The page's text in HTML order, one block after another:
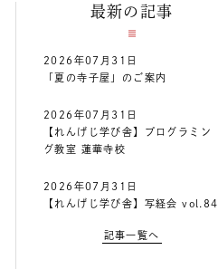
最新の記事
2026年07月31日
「夏の寺子屋」のご案内
2026年07月31日
【れんげじ学び舎】プログラミン
グ教室 蓮華寺校
2026年07月31日
【れんげじ学び舎】写経会 vol.84
記事一覧へ